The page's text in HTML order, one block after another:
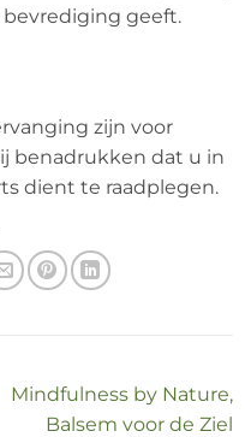
geeft.
zijn voor
benadrukken dat u in
dient te raadplegen.
Mindfulness by Nature,
Balsem voor de Ziel